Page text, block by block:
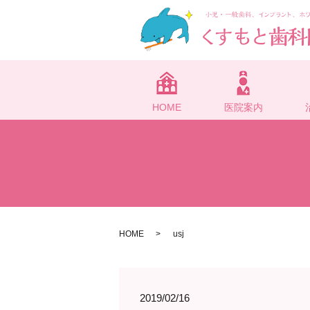
HOME 医院案内
HOME usj
2019/02/16